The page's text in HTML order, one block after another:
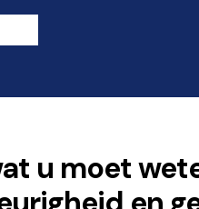
u moet